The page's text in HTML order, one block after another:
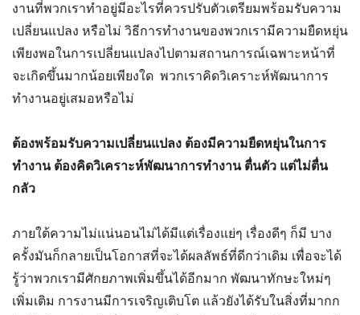
งานที่พวกเราทำอยู่มีอะไรที่ควรปรับตัวเตรียมพร้อมรับความ
เปลี่ยนแปลง หรือไม่ วิธีการทำงานของพวกเรามีความยืดหยุ่น
เพียงพอในการเปลี่ยนแปลงไปตามสถานการณ์เฉพาะหน้าที่
จะเกิดขึ้นมากน้อยเพียงใด พวกเราคิดวิเคราะห์พัฒนาการ
ทำงานอยู่เสมอหรือไม่
ต้องพร้อมรับความเปลี่ยนแปลง ต้องมีความยืดหยุ่นในการ
ทำงาน ต้องคิดวิเคราะห์พัฒนาการทำงาน ตื่นตัว แต่ไม่ตื่น
กลัว
ภายใต้ความไม่แน่นอนไม่ได้มีแต่เรื่องแย่ๆ เรื่องดีๆ ก็มี บาง
ครั้งมันก็กลายเป็นโอกาสที่จะได้ผลลัพธ์ที่ดีกว่าเดิม เพื่อจะได้
รู้ว่าพวกเรามีศักยภาพเพิ่มขึ้นได้อีกมาก พัฒนาทักษะใหม่ๆ
เพิ่มเติม การงานมีการเจริญเติบโต แล้วยังได้รับในสิ่งที่มากก